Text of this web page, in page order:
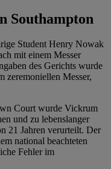
Southampton
Student Henry Nowak
mit einem Messer
des Gerichts wurde
zeremoniellen Messer,
Court wurde Vickrum
und zu lebenslanger
21 Jahren verurteilt. Der
national beachteten
Fehler im